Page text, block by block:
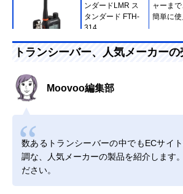
Amazonで見る
ンダードLMR ス
タンダード FTH-
314
ャーま
簡単に使
Amazonで見る
(Yaesumusen) ス
Amazonで見る
(Alinco) 特定小電
力トランシーバー
ラペルトーク DJ-
使用で
ランシ
トランシーバー、人気メーカー
Moovoo編集部
数あるトランシーバーの中でもECサイ
調な、人気メーカーの製品を紹介します
ださい。